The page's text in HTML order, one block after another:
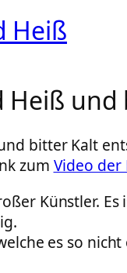
Heiß
Heiß und
bitter Kalt
zum Video der
Künstler.
es so